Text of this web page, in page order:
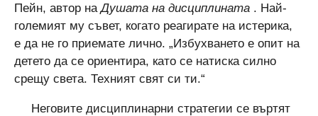
Пейн, автор наДушата на дисциплината . Най-
големият му съвет, когато реагирате на истерика,
е да не го приемате лично. „Избухването е опит на
детето да се ориентира, като се натиска силно
срещу света. Техният свят си ти.“
Неговите дисциплинарни стратегии се въртят